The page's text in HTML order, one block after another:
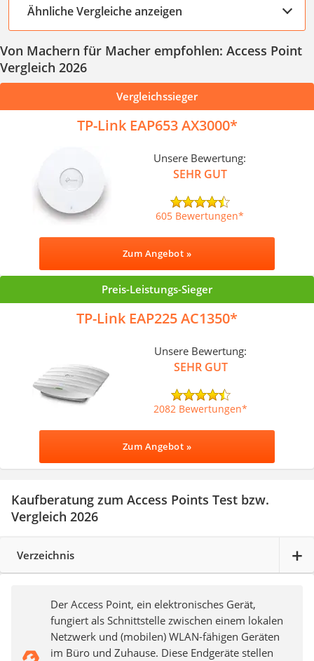
Ähnliche Vergleiche anzeigen
Von Machern für Macher empfohlen: Access Point
Vergleich 2026
Vergleichssieger
TP-Link EAP653 AX3000
Unsere Bewertung:
SEHR GUT
605 Bewertungen
Zum Angebot »
Preis-Leistungs-Sieger
TP-Link EAP225 AC1350
Unsere Bewertung:
SEHR GUT
2082 Bewertungen
Zum Angebot »
Kaufberatung zum Access Points Test bzw.
Vergleich 2026
Verzeichnis
Der Access Point, ein elektronisches Gerät,
fungiert als Schnittstelle zwischen einem lokalen
Netzwerk und (mobilen) WLAN-fähigen Geräten
im Büro und Zuhause. Diese Endgeräte stellen